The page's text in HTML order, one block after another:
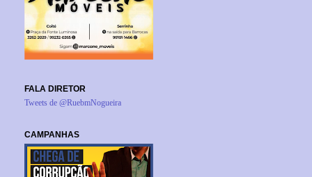
FALA DIRETOR
Tweets de @RuebmNogueira
CAMPANHAS